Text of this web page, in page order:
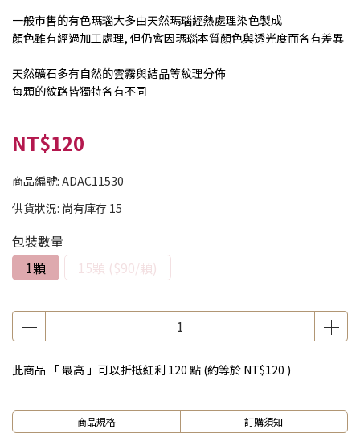
一般市售的有色瑪瑙大多由天然瑪瑙經熱處理染色製成
顏色雖有經過加工處理, 但仍會因瑪瑙本質顏色與透光度而各有差異
天然礦石多有自然的雲霧與結晶等紋理分佈
每顆的紋路皆獨特各有不同
NT$120
商品編號: ADAC11530
供貨狀況: 尚有庫存 15
包裝數量
1顆
15顆 ($90/顆)
此商品 「 最高 」可以折抵紅利 120 點 (約等於 NT$120 )
商品規格 訂購須知